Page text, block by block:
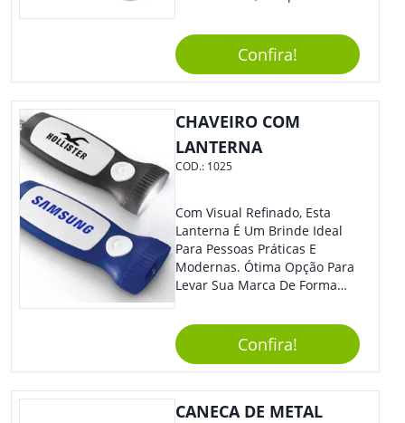
Por Giro. É De Impressionar!
Confira!
CHAVEIRO COM
LANTERNA
COD.: 1025
Com Visual Refinado, Esta
Lanterna É Um Brinde Ideal
Para Pessoas Práticas E
Modernas. Ótima Opção Para
Levar Sua Marca De Forma
Sua Empresa Em Eventos,
Reuniões Corporativas Ou Até
Mesmo Para Presentear
Colaboradores E Parceiros De
Sua Empresa.
Confira!
CANECA DE METAL